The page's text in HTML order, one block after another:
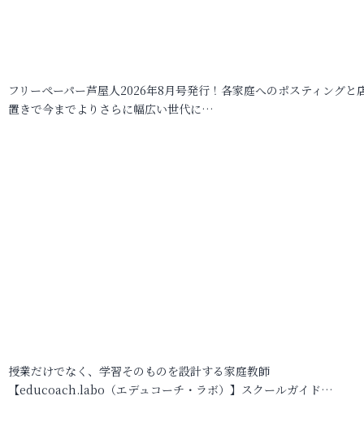
フリーペーパー芦屋人2026年8月号発行！各家庭へのポスティングと
置きで今までよりさらに幅広い世代に…
授業だけでなく、学習そのものを設計する家庭教師
【educoach.labo（エデュコーチ・ラボ）】スクールガイド…